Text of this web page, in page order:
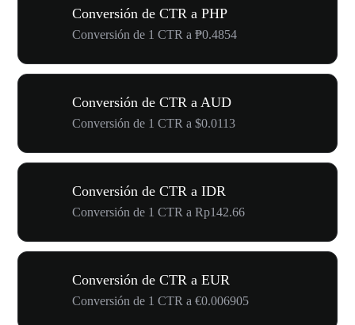
Conversión de CTR a PHP
Conversión de 1 CTR a ₱0.4854
Conversión de CTR a AUD
Conversión de 1 CTR a $0.0113
Conversión de CTR a IDR
Conversión de 1 CTR a Rp142.66
Conversión de CTR a EUR
Conversión de 1 CTR a €0.006905